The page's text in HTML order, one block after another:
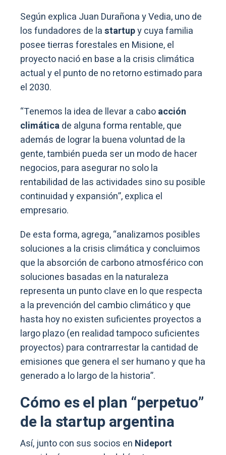
Según explica Juan Durañona y Vedia, uno de
los fundadores de lastartupy cuya familia
posee tierras forestales en Misione, el
proyecto nació en base a la crisis climática
actual y el punto de no retorno estimado para
el 2030.
“Tenemos la idea de llevar a caboacción
climáticade alguna forma rentable, que
además de lograr la buena voluntad de la
gente, también pueda ser un modo de hacer
negocios, para asegurar no solo la
rentabilidad de las actividades sino su posible
continuidad y expansión”, explica el
empresario.
De esta forma, agrega, “analizamos posibles
soluciones a la crisis climática y concluimos
que la absorción de carbono atmosférico con
soluciones basadas en la naturaleza
representa un punto clave en lo que respecta
a la prevención del cambio climático y que
hasta hoy no existen suficientes proyectos a
largo plazo (en realidad tampoco suficientes
proyectos) para contrarrestar la cantidad de
emisiones que genera el ser humano y que ha
generado a lo largo de la historia”.
Cómo es el plan “perpetuo”
de la startup argentina
Así, junto con sus socios en Nideport